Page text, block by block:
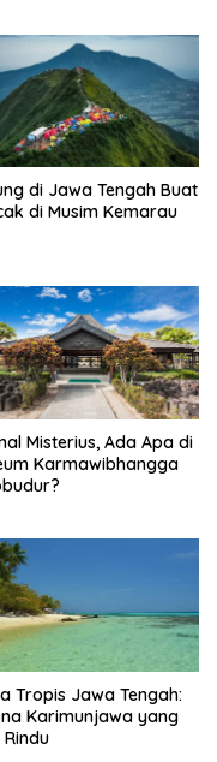
di Jawa Tengah Buat
di Musim Kemarau
Misterius, Ada Apa di
Karmawibhangga
Tropis Jawa Tengah:
Karimunjawa yang
Rindu